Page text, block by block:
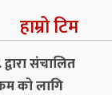
हाम्रो टिम
संचालित
को लागि